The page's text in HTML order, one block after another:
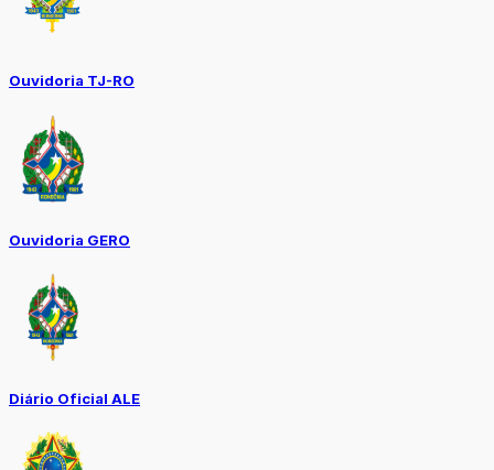
Ouvidoria TJ-RO
Ouvidoria GERO
Diário Oficial ALE